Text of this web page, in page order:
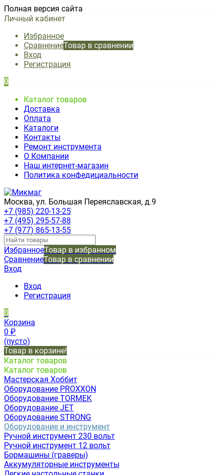
Полная версия сайта
Личный кабинет
Избранное
СравнениеТовар в сравнении
Вход
Регистрация
0
Каталог товаров
Доставка
Оплата
Каталоги
Контакты
Ремонт инструмента
О Компании
Наш интернет-магазин
Политика конфедициальности
Москва, ул. Большая Переяславская, д.9
+7 (985) 220-13-25
+7 (495) 295-57-88
+7 (977) 865-13-55
ИзбранноеТовар в избранном
СравнениеТовар в сравнении
Вход
Вход
Регистрация
0
Корзина
0 ₽
(пусто)
Товар в корзине!
Каталог товаров
Каталог товаров
Мастерская Хоббит
Оборудование PROXXON
Оборудование TORMEK
Оборудование JET
Оборудование STRONG
Оборудование и инструмент
Ручной инструмент 230 вольт
Ручной инструмент 12 вольт
Бормашины (граверы)
Аккумуляторные инструменты